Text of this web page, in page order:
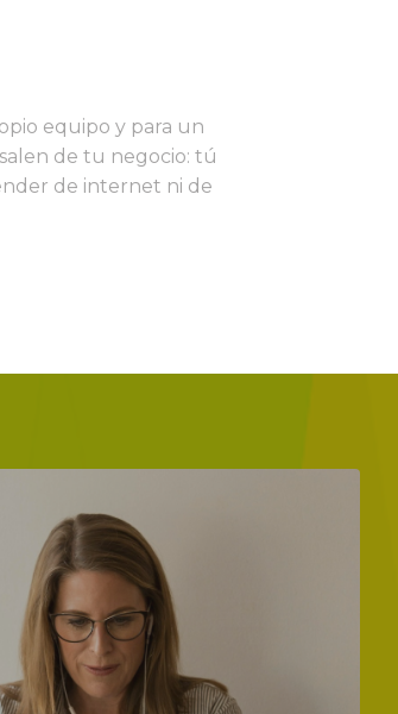
equipo y para un
de tu negocio: tú
de internet ni de